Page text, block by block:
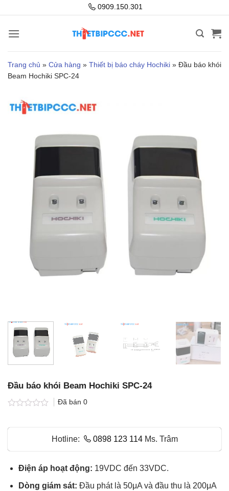
nội
0909.150.301
Trang chủ » Cửa hàng » Thiết bị báo cháy Hochiki » Đầu báo khói
Beam Hochiki SPC-24
Đầu báo khói Beam Hochiki SPC-24
hạng
5
Đã bán 0
Hotline: 0898 123 114Ms. Trâm
Điện áp hoạt động: 19VDC đến 33VDC.
Dòng giám sát: Đầu phát là 50μA và đầu thu là 200μA